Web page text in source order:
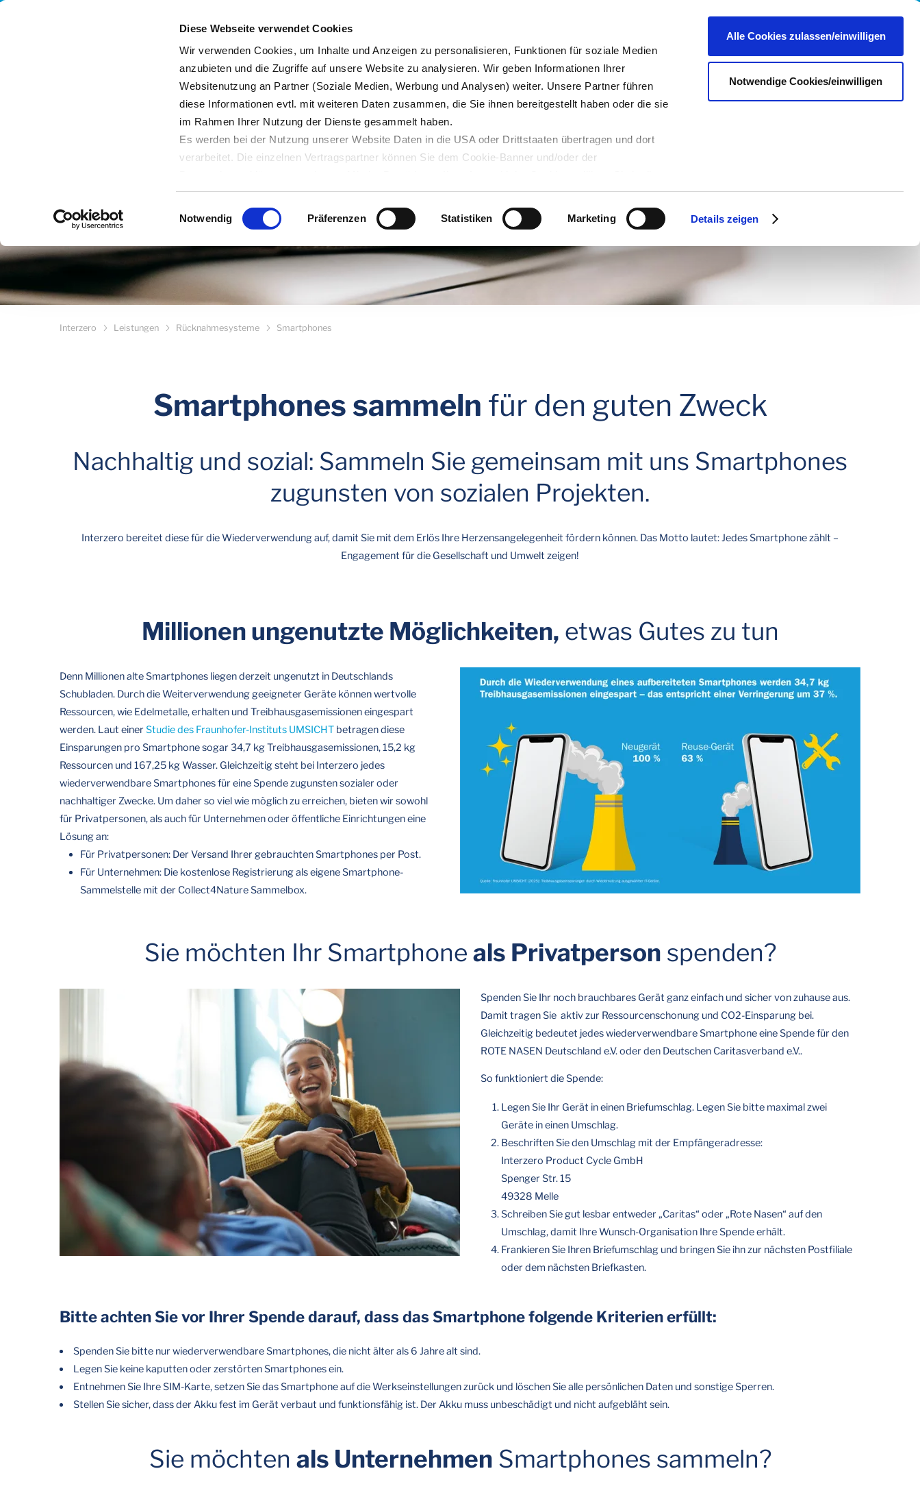
Diese Webseite verwendet Cookies
Wir verwenden Cookies, um Inhalte und Anzeigen zu personalisieren, Funktionen für soziale Medien
anzubieten und die Zugriffe auf unsere Website zu analysieren. Wir geben Informationen Ihrer
Websitenutzung an Partner (Soziale Medien, Werbung und Analysen) weiter. Unsere Partner führen
diese Informationen evtl. mit weiteren Daten zusammen, die Sie ihnen bereitgestellt haben oder die sie
im Rahmen Ihrer Nutzung der Dienste gesammelt haben.
Es werden bei der Nutzung unserer Website Daten in die USA oder Drittstaaten übertragen und dort
verarbeitet. Die einzelnen Vertragspartner können Sie dem Cookie-Banner und/oder der
Datenübertragung in Drittstaaten ein. Erst wenn Sie Buttons anklicken, werden Bilder und andere Daten
von Drittanbietern nachgeladen. Ihre IP-Adresse wird dabei an externe Server übertragen. Über den
Datenschutz dieser Anbieter können Sie sich auf deren Seiten informieren. Wir speichern Ihre
Einwilligung. Sie können sie unterdatenschutz@interzero.dejederzeit widerrufen. Näheres dazu
erfahren Sie in unsererDatenschutzerklärung.
Einwilligungsauswahl
Notwendig Präferenzen Statistiken Marketing Details zeigen
Alle Cookies zulassen/einwilligen
Notwendige Cookies/einwilligen
Portale & Shops
Unternehmen Nachhaltigkeit Blog Servicedesk
Interzero Leistungen Rücknahmesysteme Smartphones
Smartphones sammeln für den guten Zweck
Nachhaltig und sozial: Sammeln Sie gemeinsam mit uns Smartphones
zugunsten von sozialen Projekten.
Interzero bereitet diese für die Wiederverwendung auf, damit Sie mit dem Erlös Ihre Herzensangelegenheit fördern können. Das Motto lautet: Jedes Smartphone zählt –
Engagement für die Gesellschaft und Umwelt zeigen!
Millionen ungenutzte Möglichkeiten, etwas Gutes zu tun
Denn Millionen alte Smartphones liegen derzeit ungenutzt in Deutschlands
Schubladen. Durch die Weiterverwendung geeigneter Geräte können wertvolle
Ressourcen, wie Edelmetalle, erhalten und Treibhausgasemissionen eingespart
werden. Laut einerStudie des Fraunhofer-Instituts UMSICHT betragen diese
Einsparungen pro Smartphone sogar 34,7 kg Treibhausgasemissionen, 15,2 kg
Ressourcen und 167,25 kg Wasser. Gleichzeitig steht bei Interzero jedes
wiederverwendbare Smartphones für eine Spende zugunsten sozialer oder
nachhaltiger Zwecke. Um daher so viel wie möglich zu erreichen, bieten wir sowohl
für Privatpersonen, als auch für Unternehmen oder öffentliche Einrichtungen eine
Lösung an:
Für Privatpersonen: Der Versand Ihrer gebrauchten Smartphones per Post.
Für Unternehmen: Die kostenlose Registrierung als eigene Smartphone-
Sammelstelle mit der Collect4Nature Sammelbox.
Sie möchten Ihr Smartphone als Privatperson spenden?
Spenden Sie Ihr noch brauchbares Gerät ganz einfach und sicher von zuhause aus.
Damit tragen Sie aktiv zur Ressourcenschonung und CO2-Einsparung bei.
Gleichzeitig bedeutet jedes wiederverwendbare Smartphone eine Spende für den
ROTE NASEN Deutschland e.V. oder den Deutschen Caritasverband e.V..
So funktioniert die Spende:
Legen Sie Ihr Gerät in einen Briefumschlag. Legen Sie bitte maximal zwei
Geräte in einen Umschlag.
Beschriften Sie den Umschlag mit der Empfängeradresse:
Interzero Product Cycle GmbH
Spenger Str. 15
49328 Melle
Schreiben Sie gut lesbar entweder „Caritas“ oder „Rote Nasen“ auf den
Umschlag, damit Ihre Wunsch-Organisation Ihre Spende erhält.
Frankieren Sie Ihren Briefumschlag und bringen Sie ihn zur nächsten Postfiliale
oder dem nächsten Briefkasten.
Bitte achten Sie vor Ihrer Spende darauf, dass das Smartphone folgende Kriterien erfüllt:
Spenden Sie bitte nur wiederverwendbare Smartphones, die nicht älter als 6 Jahre alt sind.
Legen Sie keine kaputten oder zerstörten Smartphones ein.
Entnehmen Sie Ihre SIM-Karte, setzen Sie das Smartphone auf die Werkseinstellungen zurück und löschen Sie alle persönlichen Daten und sonstige Sperren.
Stellen Sie sicher, dass der Akku fest im Gerät verbaut und funktionsfähig ist. Der Akku muss unbeschädigt und nicht aufgebläht sein.
Sie möchten als Unternehmen Smartphones sammeln?